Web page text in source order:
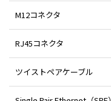
M12コネクタ
RJ45コネクタ
ツイストペアケーブル